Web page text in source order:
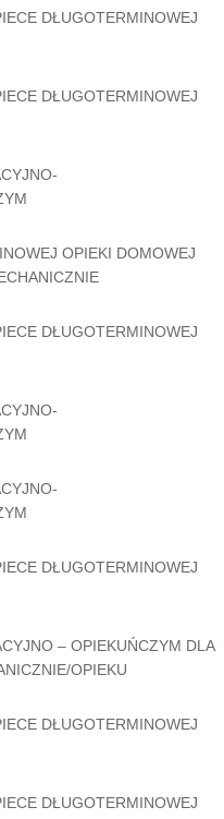
DŁUGOTERMINOWEJ
DŁUGOTERMINOWEJ
OPIEKI DOMOWEJ
DŁUGOTERMINOWEJ
DŁUGOTERMINOWEJ
– OPIEKUŃCZYM DLA
OPIEKU
DŁUGOTERMINOWEJ
DŁUGOTERMINOWEJ